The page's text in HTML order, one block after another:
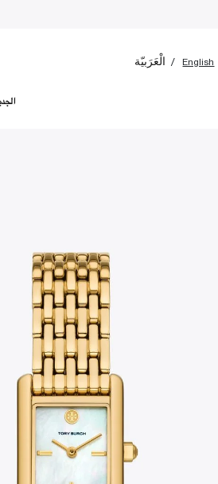
English الْعَرَبيّة